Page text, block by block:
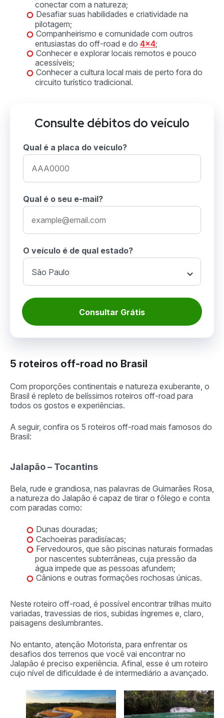
conectar com a natureza;
Desafiar suas habilidades e criatividade na
pilotagem;
Companheirismo e comunidade com outros
entusiastas do off-road e do 4×4;
Conhecer e explorar locais remotos e pouco
acessíveis;
Conhecer a cultura local mais de perto fora do
circuito turístico tradicional.
Consulte débitos do veículo
Qual é a placa do veículo?
Qual é o seu e-mail?
O veículo é de qual estado?
Consultar Grátis
5 roteiros off-road no Brasil
Com proporções continentais e natureza exuberante, o
Brasil é repleto de belíssimos roteiros off-road para
todos os gostos e experiências.
A seguir, confira os 5 roteiros off-road mais famosos do
Brasil:
Jalapão – Tocantins
Bela, rude e grandiosa, nas palavras de Guimarães Rosa,
a natureza do Jalapão é capaz de tirar o fôlego e conta
com paradas como:
Dunas douradas;
Cachoeiras paradisíacas;
Fervedouros, que são piscinas naturais formadas
por nascentes subterrâneas, cuja pressão da
água impede que as pessoas afundem;
Cânions e outras formações rochosas únicas.
Neste roteiro off-road, é possível encontrar trilhas muito
variadas, travessias de rios, subidas íngremes e, claro,
paisagens deslumbrantes.
No entanto, atenção Motorista, para enfrentar os
desafios dos terrenos que você vai encontrar no
Jalapão é preciso experiência. Afinal, esse é um roteiro
cujo nível de dificuldade é de intermediário a avançado.